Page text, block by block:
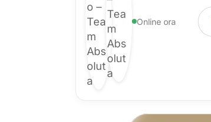
Online ora